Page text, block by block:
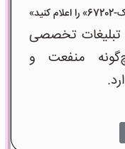
تخصصی
منفعت و